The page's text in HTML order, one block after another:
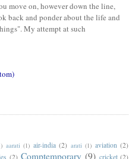
move on, however down the line,
back and ponder about the life and
My attempt at such
aarati (1) air-india (2) arati (1) aviation (2)
(2) Comptemporary (9) cricket (2)